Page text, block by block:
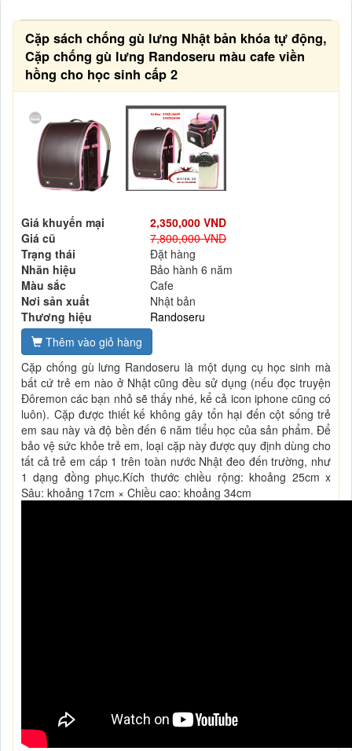
Cặp sách chống gù lưng Nhật bản khóa tự động,
Cặp chống gù lưng Randoseru màu cafe viền
hồng cho học sinh cấp 2
Giá khuyến mại
2,350,000 VND
Giá cũ
7,800,000 VND
Trạng thái
Đặt hàng
Nhãn hiệu
Bảo hành 6 năm
Màu sắc
Cafe
Nơi sản xuất
Nhật bản
Thương hiệu
Randoseru
Thêm vào giỏ hàng
Cặp chống gù lưng Randoseru là một dụng cụ học sinh mà
bất cứ trẻ em nào ở Nhật cũng đều sử dụng (nếu đọc truyện
Đôremon các bạn nhỏ sẽ thấy nhé, kể cả icon iphone cũng có
luôn). Cặp được thiết kế không gây tổn hại đến cột sống trẻ
em sau này và độ bền đến 6 năm tiểu học của sản phẩm. Để
bảo vệ sức khỏe trẻ em, loại cặp này được quy định dùng cho
tất cả trẻ em cấp 1 trên toàn nước Nhật đeo đến trường, như
1 dạng đồng phục.Kích thước chiều rộng: khoảng 25cm x
Sâu: khoảng 17cm × Chiều cao: khoảng 34cm